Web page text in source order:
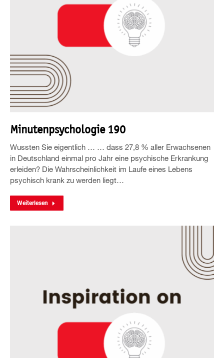
Minutenpsychologie 190
Wussten Sie eigentlich … … dass 27,8 % aller Erwachsenen
in Deutschland einmal pro Jahr eine psychische Erkrankung
erleiden? Die Wahrscheinlichkeit im Laufe eines Lebens
psychisch krank zu werden liegt…
Weiterlesen